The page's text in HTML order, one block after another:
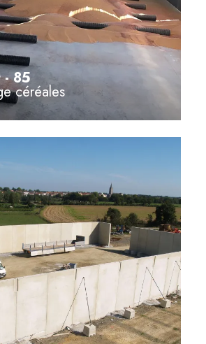
- 85
céréales